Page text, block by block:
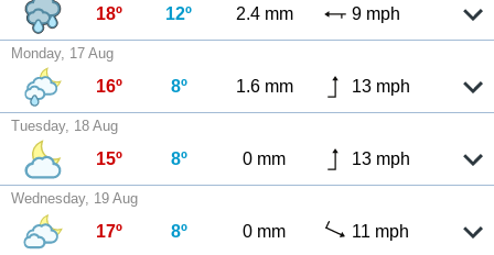
18º 12º 2.4 mm 9 mph
Monday, 17 Aug
16º 8º 1.6 mm 13 mph
Tuesday, 18 Aug
15º 8º 0 mm 13 mph
Wednesday, 19 Aug
17º 8º 0 mm 11 mph